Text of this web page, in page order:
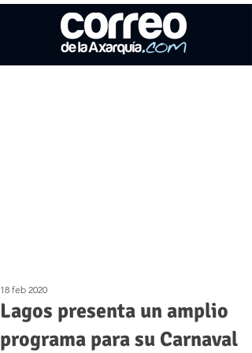
Lagos presenta un amplio
programa para su Carnaval
18 feb 2020